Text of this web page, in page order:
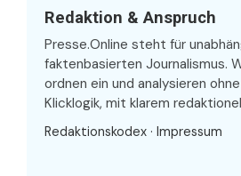
Redaktion & Anspruch
Presse.Online steht für
faktenbasierten Journalismus.
ordnen ein und analysieren
Klicklogik, mit klarem
Redaktionskodex · Impressum